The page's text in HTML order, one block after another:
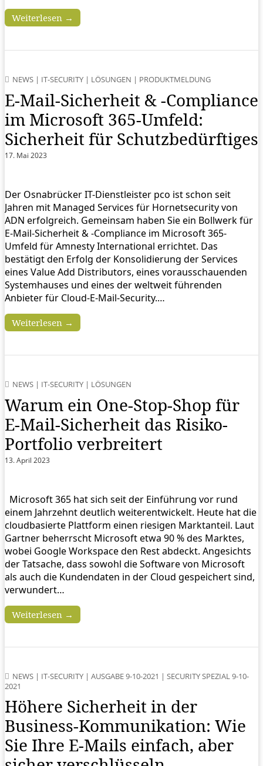
Weiterlesen →
NEWS | IT-SECURITY | LÖSUNGEN | PRODUKTMELDUNG
E-Mail-Sicherheit & -Compliance
im Microsoft 365-Umfeld:
Sicherheit für Schutzbedürftiges
17. Mai 2023
Der Osnabrücker IT-Dienstleister pco ist schon seit
Jahren mit Managed Services für Hornetsecurity von
ADN erfolgreich. Gemeinsam haben Sie ein Bollwerk für
E-Mail-Sicherheit & -Compliance im Microsoft 365-
Umfeld für Amnesty International errichtet. Das
bestätigt den Erfolg der Konsolidierung der Services
eines Value Add Distributors, eines vorausschauenden
Systemhauses und eines der weltweit führenden
Anbieter für Cloud-E-Mail-Security.…
Weiterlesen →
NEWS | IT-SECURITY | LÖSUNGEN
Warum ein One-Stop-Shop für
E-Mail-Sicherheit das Risiko-
Portfolio verbreitert
13. April 2023
Microsoft 365 hat sich seit der Einführung vor rund
einem Jahrzehnt deutlich weiterentwickelt. Heute hat die
cloudbasierte Plattform einen riesigen Marktanteil. Laut
Gartner beherrscht Microsoft etwa 90 % des Marktes,
wobei Google Workspace den Rest abdeckt. Angesichts
der Tatsache, dass sowohl die Software von Microsoft
als auch die Kundendaten in der Cloud gespeichert sind,
verwundert…
Weiterlesen →
NEWS | IT-SECURITY | AUSGABE 9-10-2021 | SECURITY SPEZIAL 9-10-
2021
Höhere Sicherheit in der
Business-Kommunikation: Wie
Sie Ihre E-Mails einfach, aber